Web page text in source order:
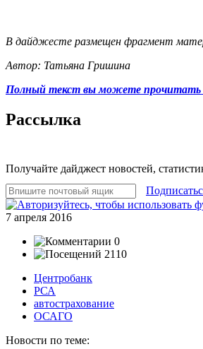
В дайджесте размещен фрагмент
Автор: Татьяна Гришина
Полный текст вы можете прочитать
Рассылка
Получайте дайджест новостей,
7 апреля 2016
0
2110
Центробанк
РСА
автострахование
ОСАГО
Новости по теме: